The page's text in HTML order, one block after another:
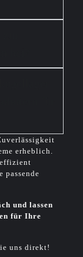
erheblich.
passende
und lassen
für Ihre
uns direkt!